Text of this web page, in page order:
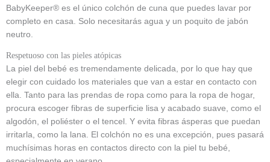
BabyKeeper® es el único colchón de cuna que puedes lavar por
completo en casa. Solo necesitarás agua y un poquito de jabón
neutro.
Respetuoso con las pieles atópicas
La piel del bebé es tremendamente delicada, por lo que hay que
elegir con cuidado los materiales que van a estar en contacto con
ella. Tanto para las prendas de ropa como para la ropa de hogar,
procura escoger fibras de superficie lisa y acabado suave, como el
algodón, el poliéster o el tencel. Y evita fibras ásperas que puedan
irritarla, como la lana. El colchón no es una excepción, pues pasará
muchísimas horas en contactos directo con la piel tu bebé,